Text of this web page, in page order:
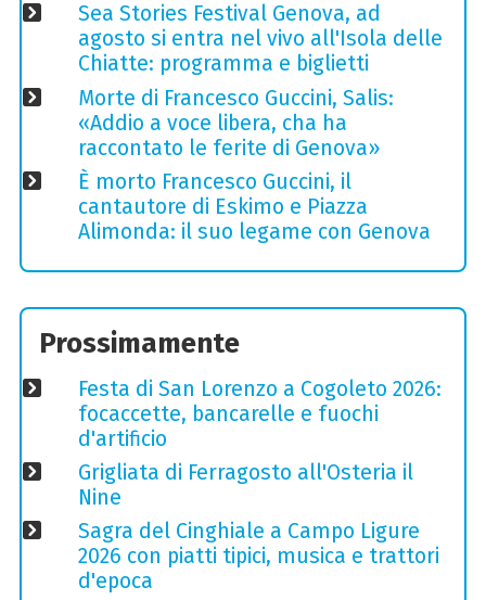
Sea Stories Festival Genova, ad
agosto si entra nel vivo all'Isola delle
Chiatte: programma e biglietti
Morte di Francesco Guccini, Salis:
«Addio a voce libera, cha ha
raccontato le ferite di Genova»
È morto Francesco Guccini, il
cantautore di Eskimo e Piazza
Alimonda: il suo legame con Genova
Prossimamente
Festa di San Lorenzo a Cogoleto 2026:
focaccette, bancarelle e fuochi
d'artificio
Grigliata di Ferragosto all'Osteria il
Nine
Sagra del Cinghiale a Campo Ligure
2026 con piatti tipici, musica e trattori
d'epoca